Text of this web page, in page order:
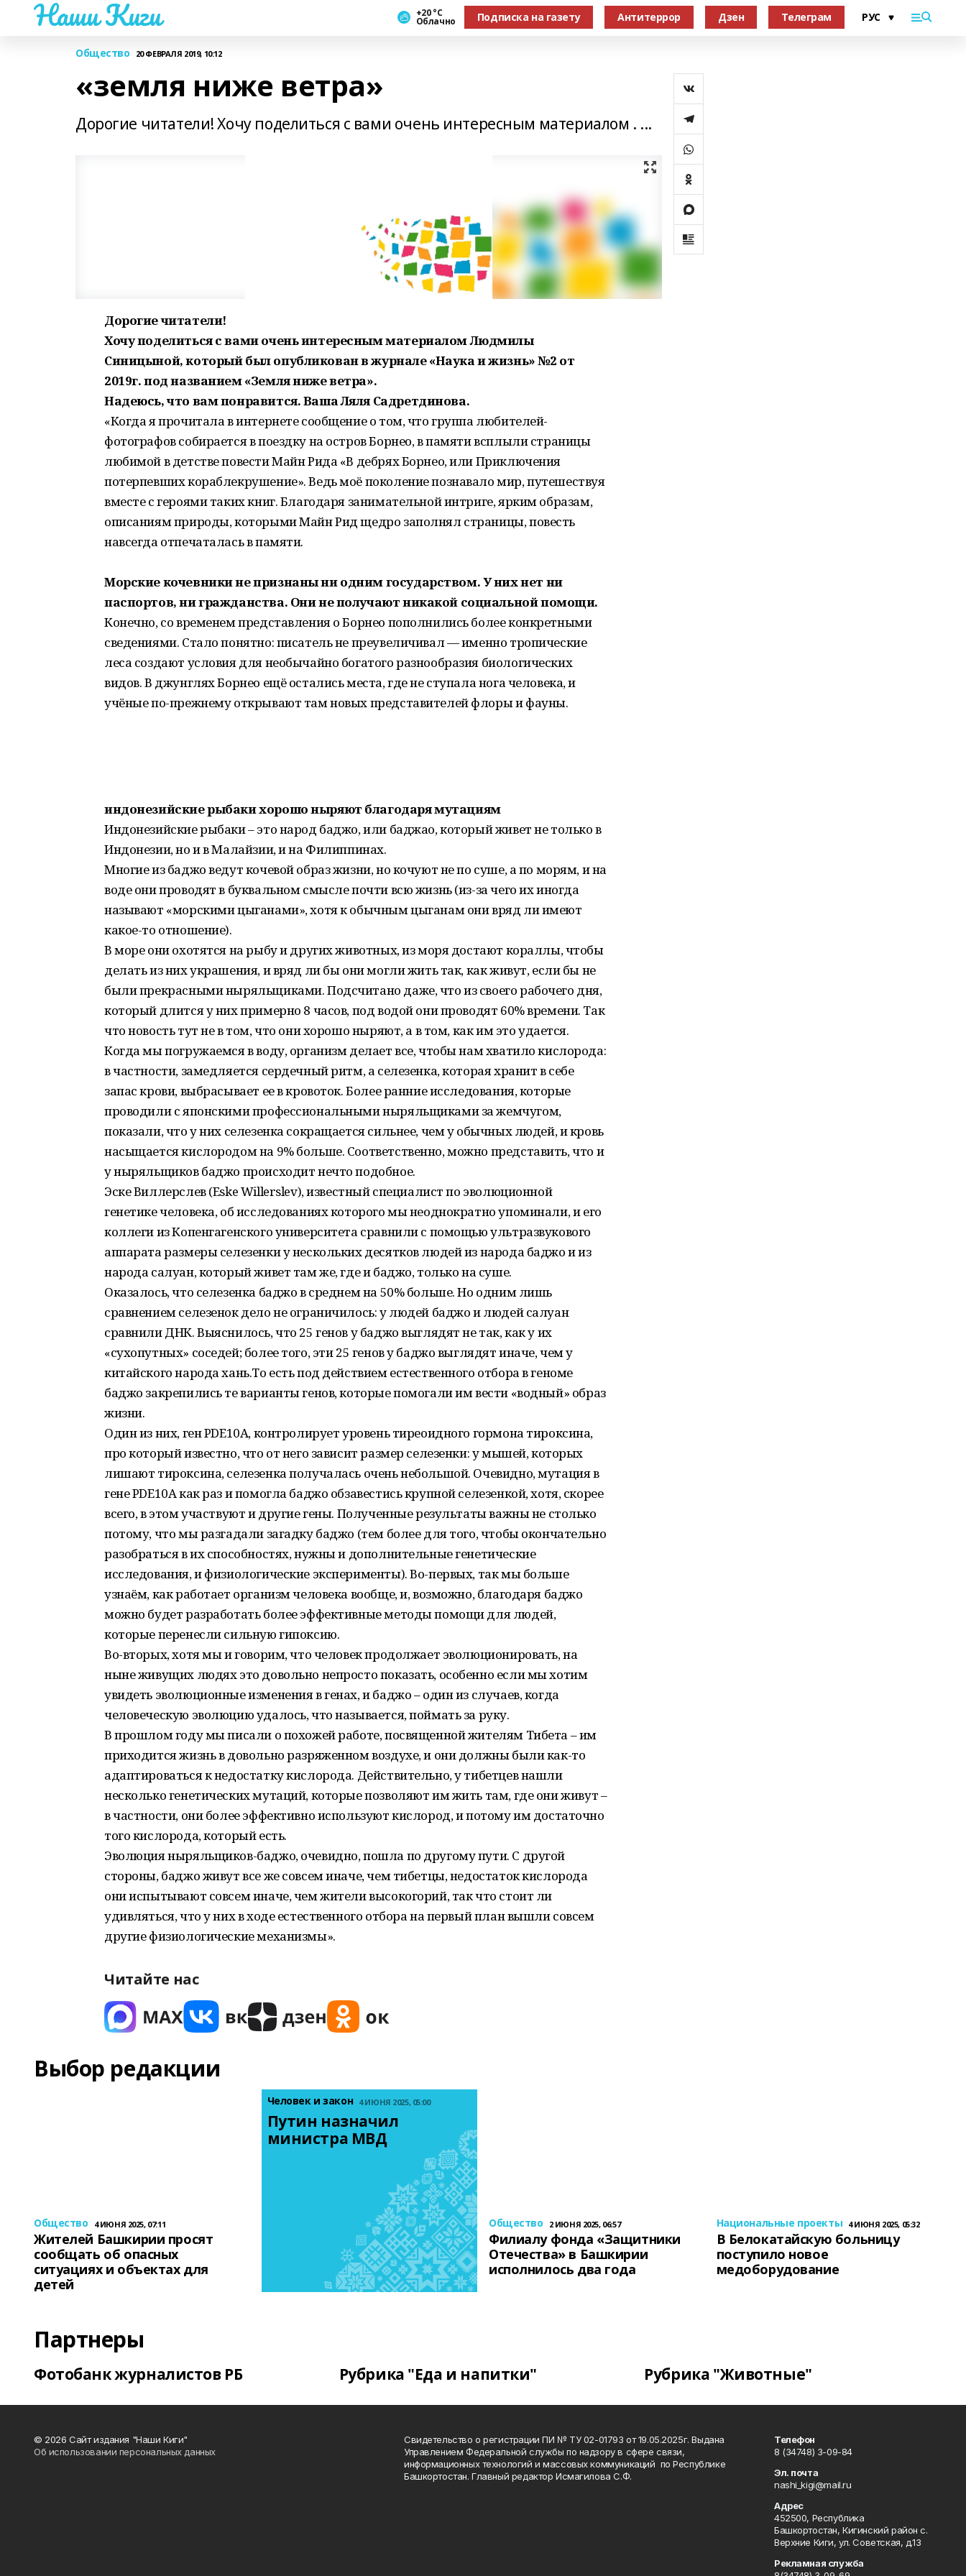
Наши Киги +20 °С
Облачно Подписка на газету Антитеррор Дзен Телеграм
Общество 20 ФЕВРАЛЯ 2019, 10:12
«земля ниже ветра»
Дорогие читатели! Хочу поделиться с вами очень интересным материалом . ...
Дорогие читатели!
Хочу поделиться с вами очень интересным материалом Людмилы
Синицыной, который был опубликован в журнале «Наука и жизнь» №2 от
2019г. под названием «Земля ниже ветра».
Надеюсь, что вам понравится. Ваша Ляля Садретдинова.
«Когда я прочитала в интернете сообщение о том, что группа любителей-
фотографов собирается в поездку на остров Борнео, в памяти всплыли страницы
любимой в детстве повести Майн Рида «В дебрях Борнео, или Приключения
потерпевших кораблекрушение». Ведь моё поколение познавало мир, путешествуя
вместе с героями таких книг. Благодаря занимательной интриге, ярким образам,
описаниям природы, которыми Майн Рид щедро заполнял страницы, повесть
навсегда отпечаталась в памяти.
Морские кочевники не признаны ни одним государством. У них нет ни
паспортов, ни гражданства. Они не получают никакой социальной помощи.
Конечно, со временем представления о Борнео пополнились более конкретными
сведениями. Стало понятно: писатель не преувеличивал — именно тропические
леса создают условия для необычайно богатого разнообразия биологических
видов. В джунглях Борнео ещё остались места, где не ступала нога человека, и
учёные по-прежнему открывают там новых представителей флоры и фауны.
индонезийские рыбаки хорошо ныряют благодаря мутациям
Индонезийские рыбаки – это народ баджо, или баджао, который живет не только в
Индонезии, но и в Малайзии, и на Филиппинах.
Многие из баджо ведут кочевой образ жизни, но кочуют не по суше, а по морям, и на
воде они проводят в буквальном смысле почти всю жизнь (из-за чего их иногда
называют «морскими цыганами», хотя к обычным цыганам они вряд ли имеют
какое-то отношение).
В море они охотятся на рыбу и других животных, из моря достают кораллы, чтобы
делать из них украшения, и вряд ли бы они могли жить так, как живут, если бы не
были прекрасными ныряльщиками. Подсчитано даже, что из своего рабочего дня,
который длится у них примерно 8 часов, под водой они проводят 60% времени. Так
что новость тут не в том, что они хорошо ныряют, а в том, как им это удается.
Когда мы погружаемся в воду, организм делает все, чтобы нам хватило кислорода:
в частности, замедляется сердечный ритм, а селезенка, которая хранит в себе
запас крови, выбрасывает ее в кровоток. Более ранние исследования, которые
проводили с японскими профессиональными ныряльщиками за жемчугом,
показали, что у них селезенка сокращается сильнее, чем у обычных людей, и кровь
насыщается кислородом на 9% больше. Соответственно, можно представить, что и
у ныряльщиков баджо происходит нечто подобное.
Эске Виллерслев (Eske Willerslev), известный специалист по эволюционной
генетике человека, об исследованиях которого мы неоднократно упоминали, и его
коллеги из Копенгагенского университета сравнили с помощью ультразвукового
аппарата размеры селезенки у нескольких десятков людей из народа баджо и из
народа салуан, который живет там же, где и баджо, только на суше.
Оказалось, что селезенка баджо в среднем на 50% больше. Но одним лишь
сравнением селезенок дело не ограничилось: у людей баджо и людей салуан
сравнили ДНК. Выяснилось, что 25 генов у баджо выглядят не так, как у их
«сухопутных» соседей; более того, эти 25 генов у баджо выглядят иначе, чем у
китайского народа хань.То есть под действием естественного отбора в геноме
баджо закрепились те варианты генов, которые помогали им вести «водный» образ
жизни.
Один из них, ген PDE10A, контролирует уровень тиреоидного гормона тироксина,
про который известно, что от него зависит размер селезенки: у мышей, которых
лишают тироксина, селезенка получалась очень небольшой. Очевидно, мутация в
гене PDE10A как раз и помогла баджо обзавестись крупной селезенкой, хотя, скорее
всего, в этом участвуют и другие гены. Полученные результаты важны не столько
потому, что мы разгадали загадку баджо (тем более для того, чтобы окончательно
разобраться в их способностях, нужны и дополнительные генетические
исследования, и физиологические эксперименты). Во-первых, так мы больше
узнаём, как работает организм человека вообще, и, возможно, благодаря баджо
можно будет разработать более эффективные методы помощи для людей,
которые перенесли сильную гипоксию.
Во-вторых, хотя мы и говорим, что человек продолжает эволюционировать, на
ныне живущих людях это довольно непросто показать, особенно если мы хотим
увидеть эволюционные изменения в генах, и баджо – один из случаев, когда
человеческую эволюцию удалось, что называется, поймать за руку.
В прошлом году мы писали о похожей работе, посвященной жителям Тибета – им
приходится жизнь в довольно разряженном воздухе, и они должны были как-то
адаптироваться к недостатку кислорода. Действительно, у тибетцев нашли
несколько генетических мутаций, которые позволяют им жить там, где они живут –
в частности, они более эффективно используют кислород, и потому им достаточно
того кислорода, который есть.
Эволюция ныряльщиков-баджо, очевидно, пошла по другому пути. С другой
стороны, баджо живут все же совсем иначе, чем тибетцы, недостаток кислорода
они испытывают совсем иначе, чем жители высокогорий, так что стоит ли
удивляться, что у них в ходе естественного отбора на первый план вышли совсем
другие физиологические механизмы».
Читайте нас
Выбор редакции
Общество 4 ИЮНЯ 2025, 07:11
Жителей Башкирии просят
сообщать об опасных
ситуациях и объектах для
детей
Человек и закон 4 ИЮНЯ 2025, 05:00
Путин назначил
министра МВД
Общество 2 ИЮНЯ 2025, 06:57
Филиалу фонда «Защитники
Отечества» в Башкирии
исполнилось два года
Национальные проекты 4 ИЮНЯ 2025, 05:32
В Белокатайскую больницу
поступило новое
медоборудование
Партнеры
Фотобанк журналистов РБ Рубрика "Еда и напитки" Рубрика "Животные"
© 2026 Сайт издания "Наши Киги"
Об использовании персональных данных
Свидетельство о регистрации ПИ № ТУ 02-01793 от 19.05.2025г. Выдана
Управлением Федеральной службы по надзору в сфере связи,
информационных технологий и массовых коммуникаций по Республике
Башкортостан. Главный редактор Исмагилова С.Ф.
Телефон
8 (34748) 3-09-84
Эл. почта
nashi_kigi@mail.ru
Адрес
452500, Республика
Башкортостан, Кигинский район с.
Верхние Киги, ул. Советская, д.13
Рекламная служба